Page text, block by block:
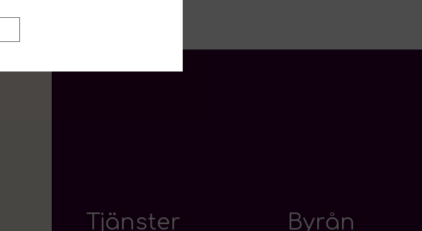
Tjänster Byrån